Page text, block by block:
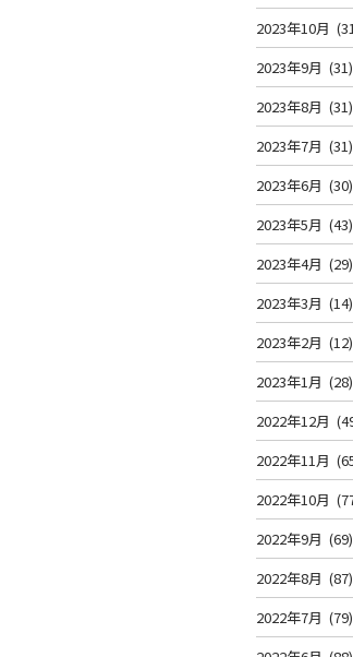
2023年10月
2023年9月 (31)
2023年8月 (31)
2023年7月 (31)
2023年6月 (30)
2023年5月 (43)
2023年4月 (29)
2023年3月 (14)
2023年2月 (12)
2023年1月 (28)
2022年12月
2022年11月
2022年10月
2022年9月 (69)
2022年8月 (87)
2022年7月 (79)